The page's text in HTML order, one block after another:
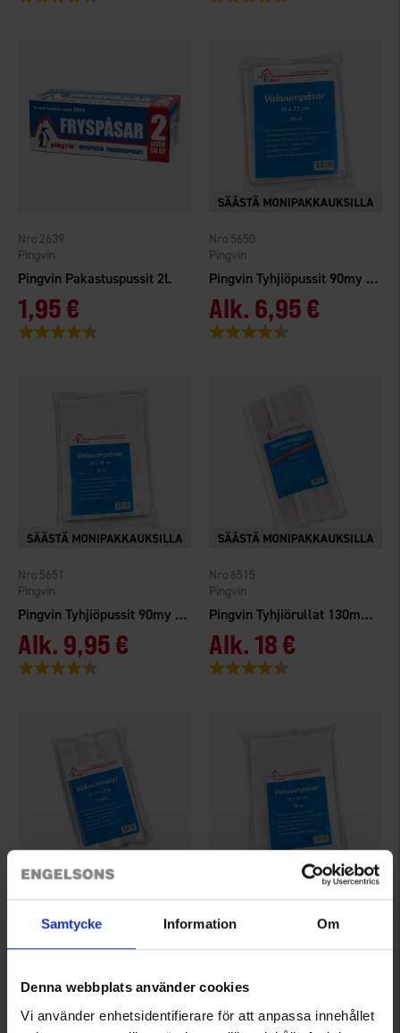
Samtycke Information Om
Denna webbplats använder cookies
Vi använder enhetsidentifierare för att anpassa innehållet
Pingvin Pakastuspussit 2L
Pingvin
2639
1,95 €
Arvio:
Pingvin Tyhjiöpussit 90my 15x25cm 50kpl
Pingvin
5650
Alk. 6,95 €
Arvio:
Pingvin Tyhjiöpussit 90my 20x30 cm 50kpl
Pingvin
5651
Alk. 9,95 €
Arvio:
Pingvin Tyhjiörullat 130my 28cmx4m 3-pack
Pingvin
6515
Alk. 18 €
Arvio:
Pingvin Tyhjiörullat 90my 28cmx4m 3-pack
Pingvin
Alk.14 €
Pingvin Tyhjiöpussit 90my 25x35 cm 50kpl
Pingvin
Alk.